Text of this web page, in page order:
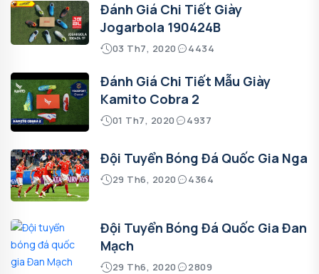
Đánh Giá Chi Tiết Giày
Jogarbola 190424B
03 Th7, 2020 4434
Đánh Giá Chi Tiết Mẫu Giày
Kamito Cobra 2
01 Th7, 2020 4937
Đội Tuyển Bóng Đá Quốc Gia Nga
29 Th6, 2020 4364
Đội Tuyển Bóng Đá Quốc Gia Đan
Mạch
29 Th6, 2020 2809